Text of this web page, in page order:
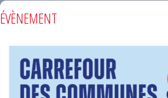
ÉVÈNEMENT